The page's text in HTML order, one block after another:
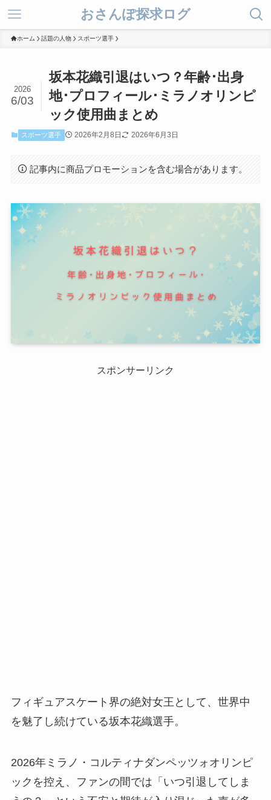
おさんぽ探求ログ
ホーム 話題の人物 スポーツ選手
坂本花織引退はいつ？年齢･出身
地･プロフィール･ミラノオリンピ
ック使用曲まとめ
2026
6/03
スポーツ選手 2026年2月8日 2026年6月3日
記事内に商品プロモーションを含む場合があります。
スポンサーリンク
フィギュアスケート界の絶対女王として、世界中
を魅了し続けている坂本花織選手。
2026年ミラノ・コルティナダンペッツォオリンピ
ックを控え、ファンの間では「いつ引退してしま